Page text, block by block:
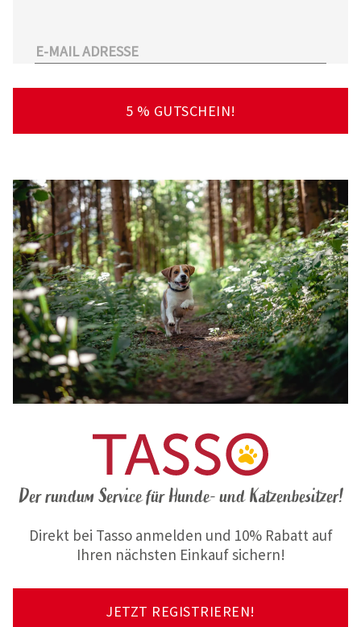
großen Anzahl an Partnertierärzten
finden – deutschlandweit!
5 % GUTSCHEIN!
Der rundum Service für Hunde- und Katzenbesitzer!
Direkt bei Tasso anmelden und 10% Rabatt auf
Ihren nächsten Einkauf sichern!
JETZT REGISTRIEREN!